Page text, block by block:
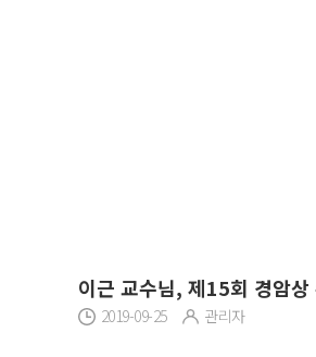
이근 교수님, 제15회 경암상
2019-09-25 관리자